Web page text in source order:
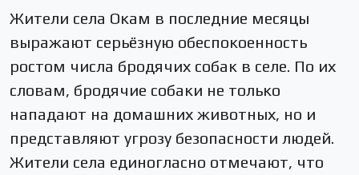
Жители села Окам в последние месяцы
выражают серьёзную обеспокоенность
ростом числа бродячих собак в селе. По их
словам, бродячие собаки не только
нападают на домашних животных, но и
представляют угрозу безопасности людей.
Жители села единогласно отмечают, что